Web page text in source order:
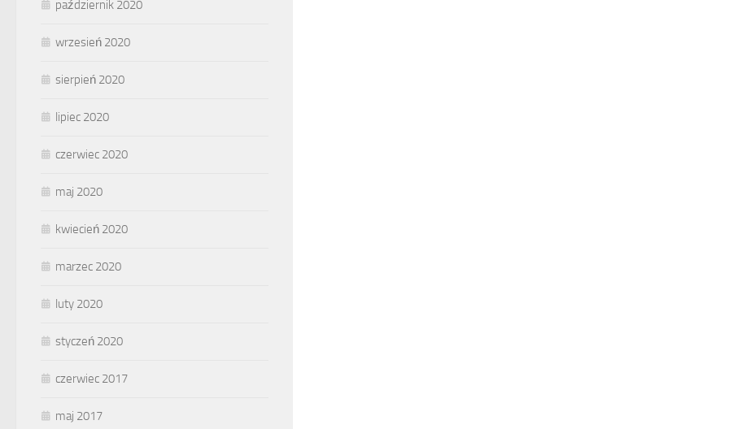
październik 2020
wrzesień 2020
sierpień 2020
lipiec 2020
czerwiec 2020
maj 2020
kwiecień 2020
marzec 2020
luty 2020
styczeń 2020
czerwiec 2017
maj 2017